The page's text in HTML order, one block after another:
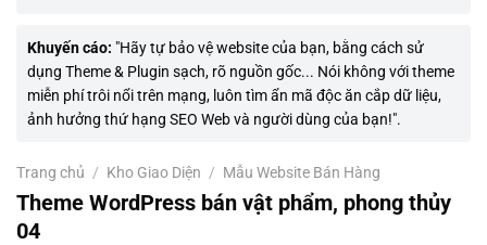
Khuyến cáo: "Hãy tự bảo vệ website của bạn, bằng cách sử
dụng Theme & Plugin sạch, rõ nguồn gốc... Nói không với theme
miễn phí trôi nổi trên mạng, luôn tìm ẩn mã độc ăn cắp dữ liệu,
ảnh hưởng thứ hạng SEO Web và người dùng của bạn!".
Trang chủ / Kho Giao Diện / Mẫu Website Bán Hàng
Theme WordPress bán vật phẩm, phong thủy
04